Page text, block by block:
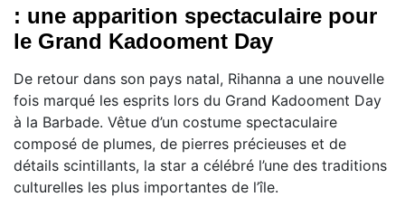
: une apparition spectaculaire pour
le Grand Kadooment Day
De retour dans son pays natal, Rihanna a une nouvelle
fois marqué les esprits lors du Grand Kadooment Day
à la Barbade. Vêtue d’un costume spectaculaire
composé de plumes, de pierres précieuses et de
détails scintillants, la star a célébré l’une des traditions
culturelles les plus importantes de l’île.